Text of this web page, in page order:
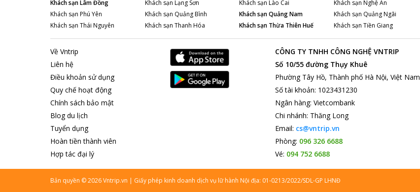
Khách sạnLâm Đồng Khách sạn Lạng Sơn Khách sạn Lào Cai Khách sạn Nghệ An
Khách sạn Phú Yên Khách sạn Quảng Bình Khách sạnQuảng Nam Khách sạn Quảng Ngãi
Khách sạn Thái Nguyên Khách sạn Thanh Hóa Khách sạn Thừa Thiên Huế Khách sạn Tiền Giang
Về Vntrip
Liên hệ
Điều khoản sử dụng
Quy chế hoạt động
Chính sách bảo mật
Blog du lịch
Tuyển dụng
Hoàn tiền thành viên
Hợp tác đại lý
CÔNG TY TNHH CÔNG NGHỆ VNTRIP
Số 10/55 đường Thụy Khuê
Phường Tây Hồ, Thành phố Hà Nội, Việt Nam
Số tài khoản: 1023431230
Ngân hàng: Vietcombank
Chi nhánh: Thăng Long
Email: cs@vntrip.vn
Phòng: 096 326 6688
Vé: 094 752 6688
Bản quyền ©2026Vntrip.vn | Giấy phép kinh doanh dịch vụ lữ hành Nội địa: 01-0213/2022/SDL-GP LHNĐ